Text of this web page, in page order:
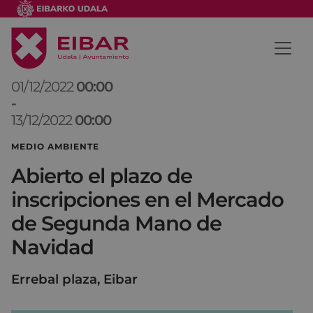
01/12/2022 00:00
-
13/12/2022 00:00
MEDIO AMBIENTE
Abierto el plazo de
inscripciones en el Mercado
de Segunda Mano de
Navidad
Errebal plaza, Eibar